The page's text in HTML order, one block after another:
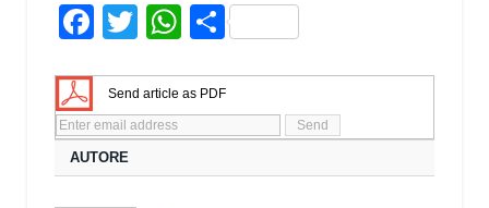
Facebook
TwitterWhatsApp
Share
Send article as PDF
AUTORE